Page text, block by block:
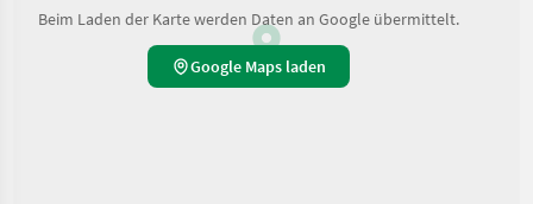
Beim Laden der Karte werden Daten an Google übermittelt.
Google Maps laden